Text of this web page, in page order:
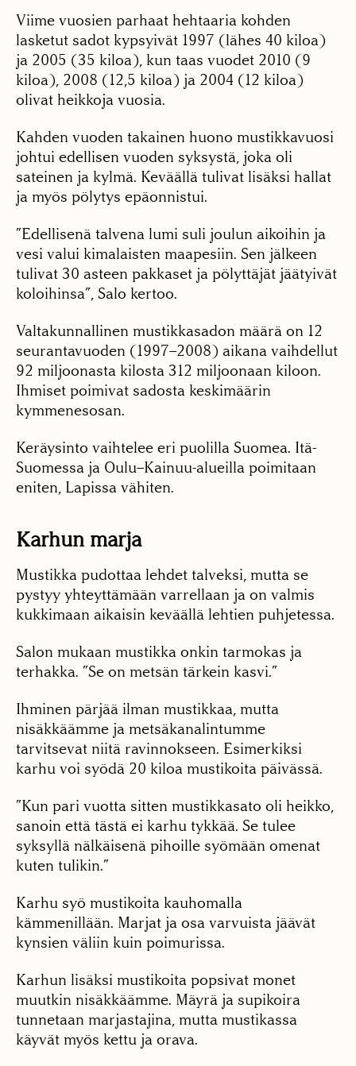
Viime vuosien parhaat hehtaaria kohden
lasketut sadot kypsyivät 1997 (lähes 40 kiloa)
ja 2005 (35 kiloa), kun taas vuodet 2010 (9
kiloa), 2008 (12,5 kiloa) ja 2004 (12 kiloa)
olivat heikkoja vuosia.
Kahden vuoden takainen huono mustikkavuosi
johtui edellisen vuoden syksystä, joka oli
sateinen ja kylmä. Keväällä tulivat lisäksi hallat
ja myös pölytys epäonnistui.
”Edellisenä talvena lumi suli joulun aikoihin ja
vesi valui kimalaisten maapesiin. Sen jälkeen
tulivat 30 asteen pakkaset ja pölyttäjät jäätyivät
koloihinsa”, Salo kertoo.
Valtakunnallinen mustikkasadon määrä on 12
seurantavuoden (1997–2008) aikana vaihdellut
92 miljoonasta kilosta 312 miljoonaan kiloon.
Ihmiset poimivat sadosta keskimäärin
kymmenesosan.
Keräysinto vaihtelee eri puolilla Suomea. Itä-
Suomessa ja Oulu–Kainuu-alueilla poimitaan
eniten, Lapissa vähiten.
Karhun marja
Mustikka pudottaa lehdet talveksi, mutta se
pystyy yhteyttämään varrellaan ja on valmis
kukkimaan aikaisin keväällä lehtien puhjetessa.
Salon mukaan mustikka onkin tarmokas ja
terhakka. ”Se on metsän tärkein kasvi.”
Ihminen pärjää ilman mustikkaa, mutta
nisäkkäämme ja metsäkanalintumme
tarvitsevat niitä ravinnokseen. Esimerkiksi
karhu voi syödä 20 kiloa mustikoita päivässä.
”Kun pari vuotta sitten mustikkasato oli heikko,
sanoin että tästä ei karhu tykkää. Se tulee
syksyllä nälkäisenä pihoille syömään omenat
kuten tulikin.”
Karhu syö mustikoita kauhomalla
kämmenillään. Marjat ja osa varvuista jäävät
kynsien väliin kuin poimurissa.
Karhun lisäksi mustikoita popsivat monet
muutkin nisäkkäämme. Mäyrä ja supikoira
tunnetaan marjastajina, mutta mustikassa
käyvät myös kettu ja orava.